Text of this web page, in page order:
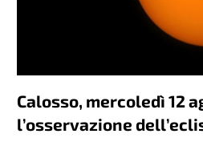
Calosso, mercoledì 12
l’osservazione